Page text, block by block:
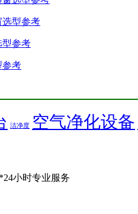
选型参考
参考
洁净度 空气净化设备
小时专业服务